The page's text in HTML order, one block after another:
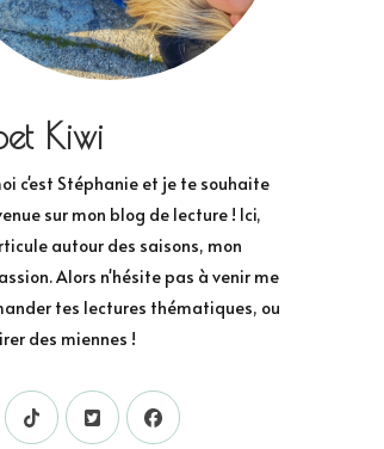
Kiwi
c'est Stéphanie et je te souhaite
sur mon blog de lecture ! Ici,
autour des saisons, mon
Alors n'hésite pas à venir me
tes lectures thématiques, ou
des miennes !